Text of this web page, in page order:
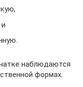
наблюдаются
формах.